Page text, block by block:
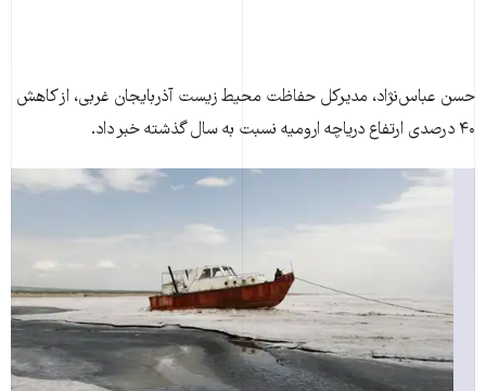
حسن عباس‌نژاد، مديرکل حفاظت محيط زيست آذربايجان غربی، از کاهش
۴۰ درصدی ارتفاع درياچه اروميه نسبت به سال گذشته خبر داد.